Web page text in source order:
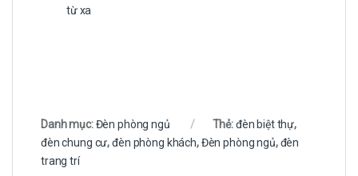
từ xa
Danh mục:Đèn phòng ngủ Thẻ:đèn biệt thự,
đèn chung cư,đèn phòng khách,Đèn phòng ngủ,đèn
trang trí